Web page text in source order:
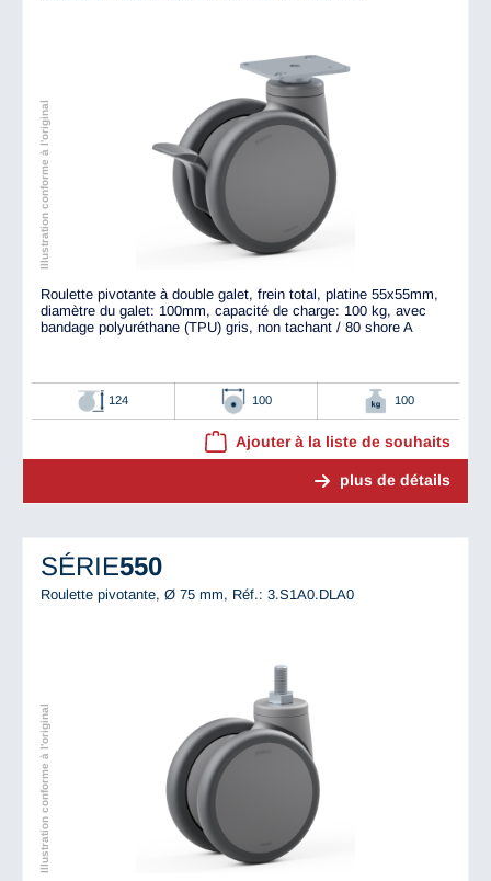
Illustration conforme à l'original
Roulette pivotante à double galet, frein total, platine 55x55mm,
diamètre du galet: 100mm, capacité de charge: 100 kg, avec
bandage polyuréthane (TPU) gris, non tachant / 80 shore A
124 100 100
Ajouter à la liste de souhaits
plus de détails
SÉRIE550
Roulette pivotante, Ø 75 mm, Réf.: 3.S1A0.DLA0
Illustration conforme à l'original